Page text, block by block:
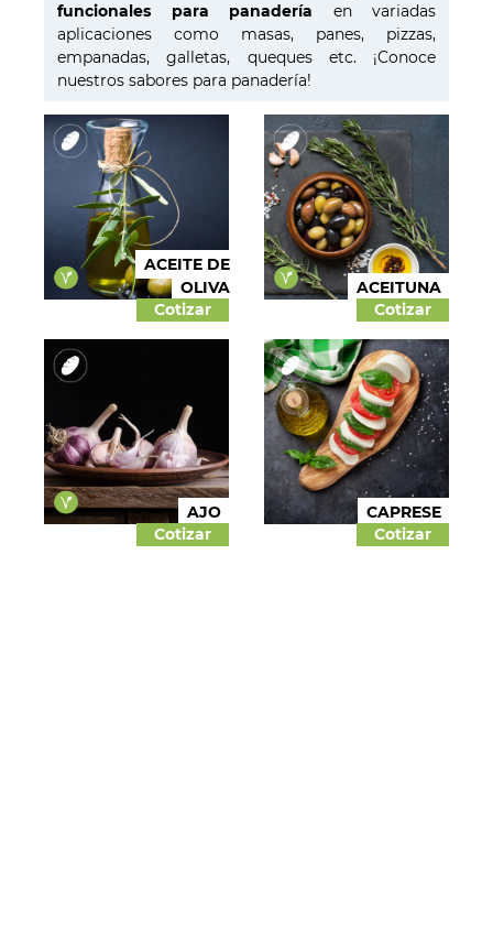
Helados
Pastelería
Panadería
Dulces y confites
Chocolates
Salados
Colorantes
Saborizante
funcionales para panadería en variadas
aplicaciones como masas, panes, pizzas,
empanadas, galletas, queques etc. ¡Conoce
nuestros sabores para panadería!
ACEITE DE
OLIVA
Cotizar
ACEITUNA
Cotizar
AJO
Cotizar
CAPRESE
Cotizar